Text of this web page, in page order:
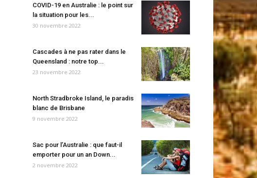
COVID-19 en Australie : le point sur
la situation pour les...
30 novembre 2022
Cascades à ne pas rater dans le
Queensland : notre top...
23 novembre 2022
North Stradbroke Island, le paradis
blanc de Brisbane
9 novembre 2022
Sac pour l’Australie : que faut-il
emporter pour un an Down...
2 novembre 2022